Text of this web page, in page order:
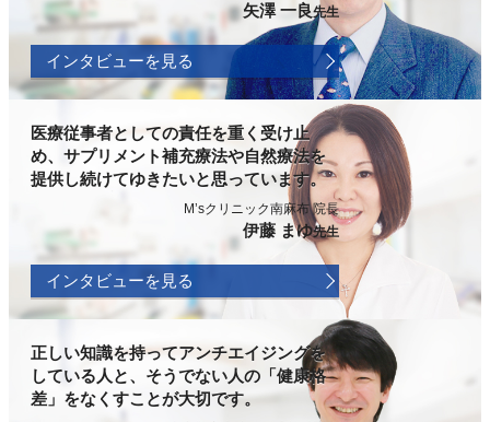
矢澤 一良先生
インタビューを見る
医療従事者としての責任を重く受け止
め、サプリメント補充療法や自然療法を
提供し続けてゆきたいと思っています。
M’sクリニック南麻布 院長
伊藤 まゆ先生
インタビューを見る
正しい知識を持ってアンチエイジングを
している人と、そうでない人の「健康格
差」をなくすことが大切です。